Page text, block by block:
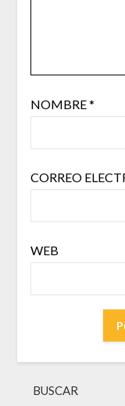
NOMBRE*
CORREO
WEB
BUSCAR